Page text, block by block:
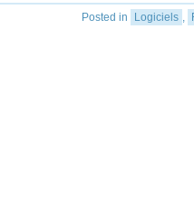
Posted in Logiciels